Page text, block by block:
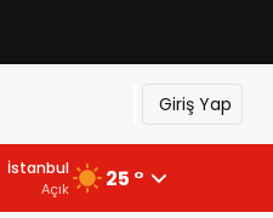
Giriş Yap
İstanbul
Açık 25 °